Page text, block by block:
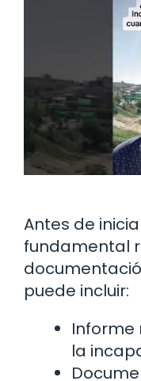
Antes de
fundamental
puede incluir:
Informe
la